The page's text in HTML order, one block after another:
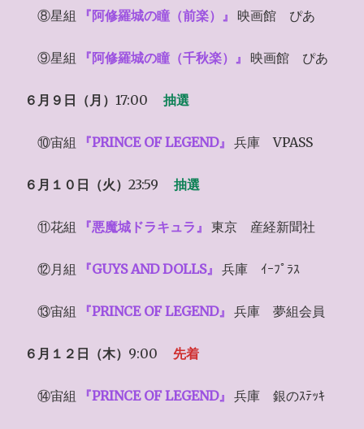
⑧星組 『阿修羅城の瞳（前楽）』 映画館 ぴあ
⑨星組 『阿修羅城の瞳（千秋楽）』 映画館 ぴあ
６月９日（月） 17:00 抽選
⑩宙組 『PRINCE OF LEGEND』 兵庫 VPASS
６月１０日（火） 23:59 抽選
⑪花組 『悪魔城ドラキュラ』 東京 産経新聞社
⑫月組 『GUYS AND DOLLS』 兵庫 ｲｰﾌﾟﾗｽ
⑬宙組 『PRINCE OF LEGEND』 兵庫 夢組会員
６月１２日（木） 9:00 先着
⑭宙組 『PRINCE OF LEGEND』 兵庫 銀のｽﾃｯｷ